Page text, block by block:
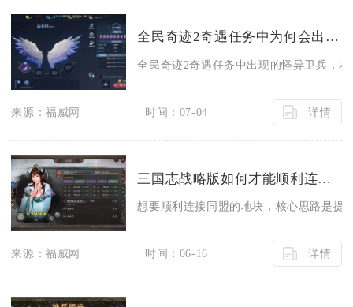
全民奇迹2奇遇任务中为何会出现怪异的卫兵
全民奇迹2奇遇任务中出现的怪异卫兵，
来源：福威网 时间：07-04 详情
三国志战略版如何才能顺利连接同盟的地
想要顺利连接同盟的地块，核心思路是提
来源：福威网 时间：06-16 详情